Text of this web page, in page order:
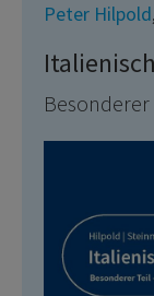
Peter Hilpold
Besonderer